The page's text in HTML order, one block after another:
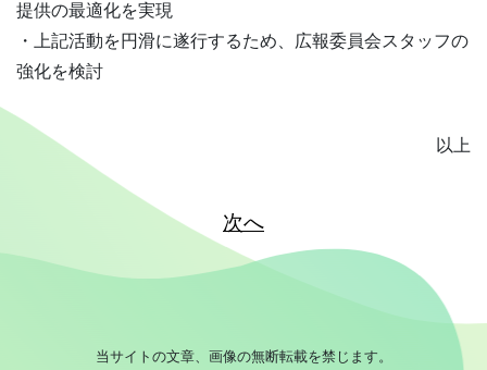
提供の最適化を実現
・上記活動を円滑に遂行するため、広報委員会スタッフの
強化を検討
以上
次へ
当サイトの文章、画像の無断転載を禁じます。